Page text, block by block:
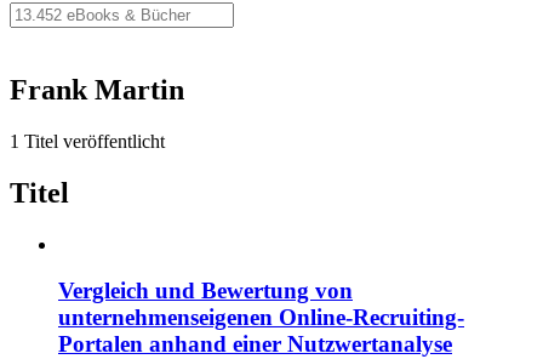
Frank Martin
1 Titel veröffentlicht
Titel
Vergleich und Bewertung von
unternehmenseigenen Online-Recruiting-
Portalen anhand einer Nutzwertanalyse